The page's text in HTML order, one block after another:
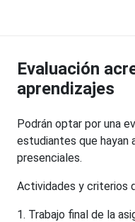
Evaluación
aprendizajes
Podrán optar por una
estudiantes que hayan
presenciales.
Actividades y criterios
1. Trabajo final de la